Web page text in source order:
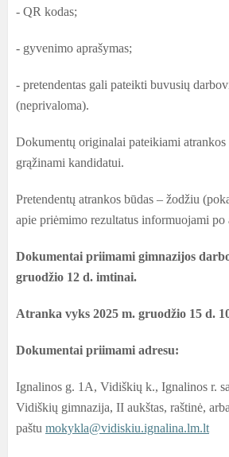
- QR kodas;
- gyvenimo aprašymas;
- pretendentas gali pateikti buvusių
(neprivaloma).
Dokumentų originalai pateikiami
grąžinami kandidatui.
Pretendentų atrankos būdas – žodžiu
apie priėmimo rezultatus informuojami po
Dokumentai priimami gimnazijos
gruodžio 12 d. imtinai.
Atranka vyks 2025 m. gruodžio 15 d.
Dokumentai priimami adresu:
Ignalinos g. 1A, Vidiškių k., Ignalinos r.
Vidiškių gimnazija, II aukštas, raštinė,
paštu mokykla@vidiskiu.ignalina.lm.lt